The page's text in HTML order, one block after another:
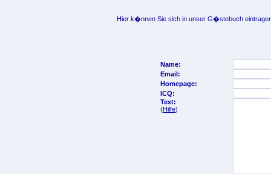
Hier k�nnen Sie sich in unser G�stebuch
Name:
Email:
Homepage:
ICQ:
Text:
(Hilfe)